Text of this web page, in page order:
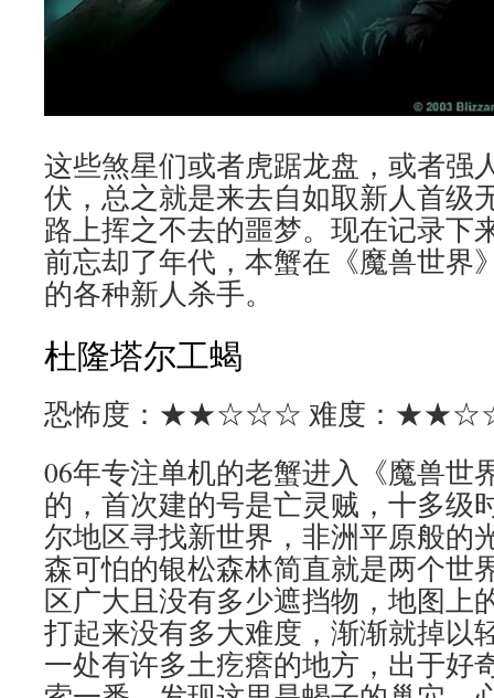
这些煞星们或者虎踞龙盘，或者强
伏，总之就是来去自如取新人首级
路上挥之不去的噩梦。现在记录下
前忘却了年代，本蟹在《魔兽世界
的各种新人杀手。
杜隆塔尔工蝎
恐怖度：★★☆☆☆ 难度：
06年专注单机的老蟹进入《魔兽世
的，首次建的号是亡灵贼，十多级
尔地区寻找新世界，非洲平原般的
森可怕的银松森林简直就是两个世
区广大且没有多少遮挡物，地图上
打起来没有多大难度，渐渐就掉以
一处有许多土疙瘩的地方，出于好